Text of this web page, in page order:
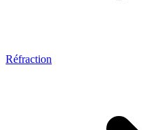
Réfraction